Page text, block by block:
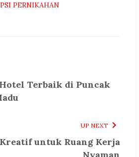
PERNIKAHAN
Terbaik di Puncak
UP NEXT
untuk Ruang Kerja